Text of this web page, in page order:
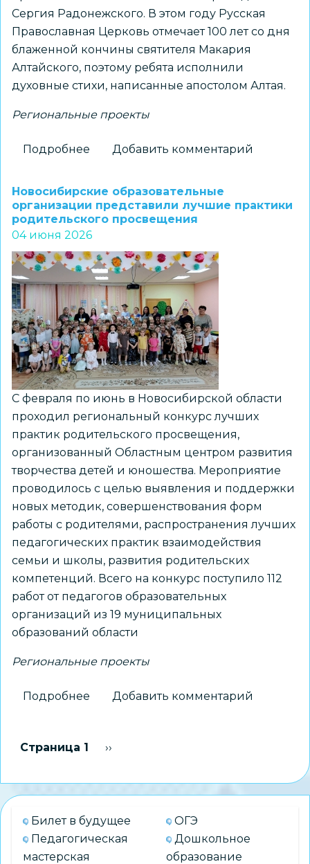
Сергия Радонежского. В этом году Русская
Православная Церковь отмечает 100 лет со дня
блаженной кончины святителя Макария
Алтайского, поэтому ребята исполнили
духовные стихи, написанные апостолом Алтая.
Региональные проекты
Подробнее
Региональной
олимпиады
по
основам
православной
культуры
подвели
в
Новосибирске
Добавить комментарий
Новосибирские образовательные
организации представили лучшие практики
родительского просвещения
04 июня 2026
С февраля по июнь в Новосибирской области
проходил региональный конкурс лучших
практик родительского просвещения,
организованный Областным центром развития
творчества детей и юношества. Мероприятие
проводилось с целью выявления и поддержки
новых методик, совершенствования форм
работы с родителями, распространения лучших
педагогических практик взаимодействия
семьи и школы, развития родительских
компетенций. Всего на конкурс поступило 112
работ от педагогов образовательных
организаций из 19 муниципальных
образований области
Региональные проекты
Подробнее
организации
лучшие
родительского
просвещения
Добавить комментарий
Нумерация
Страница 1 Следующая страница
››
Билет в будущее
Педагогическая
мастерская
ОГЭ
Дошкольное
образование